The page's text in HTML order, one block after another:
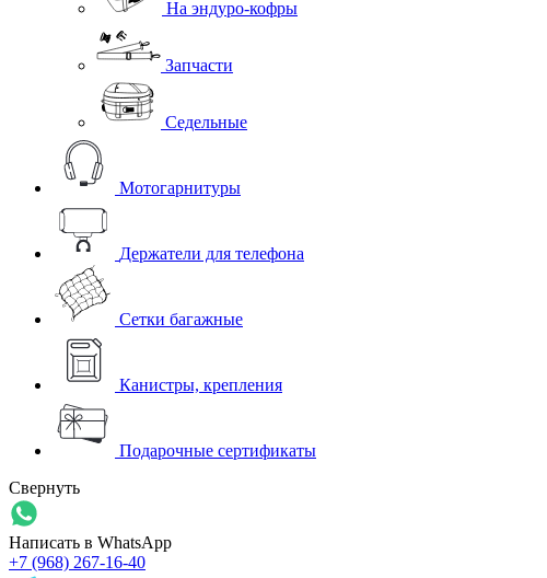
На эндуро-кофры
Запчасти
Седельные
Мотогарнитуры
Держатели для телефона
Сетки багажные
Канистры, крепления
Подарочные сертификаты
Свернуть
Написать в WhatsApp
+7 (968) 267-16-40